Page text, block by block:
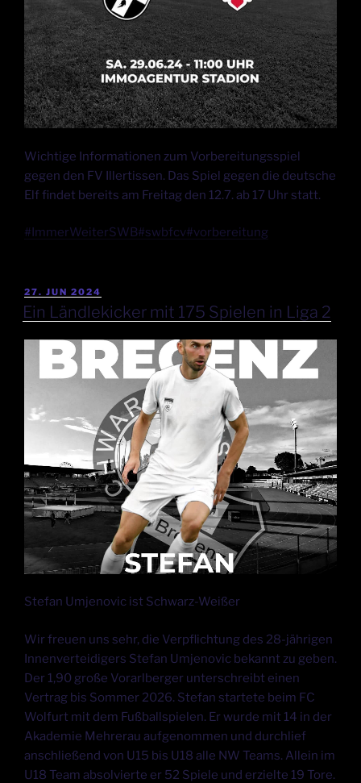
Wichtige Informationen zum Vorbereitungsspiel
gegen den FV Illertissen. Das Spiel gegen die deutsche
Elf findet bereits am Freitag den 12.7. ab 17 Uhr statt.
#ImmerWeiterSWB#swbfcv#vorbereitung
27. JUN 2024
Ein Ländlekicker mit 175 Spielen in Liga 2
Stefan Umjenovic ist Schwarz-Weißer
Wir freuen uns sehr, die Verpflichtung des 28-jährigen
Innenverteidigers Stefan Umjenovic bekannt zu geben.
Der 1,90 große Vorarlberger unterschreibt einen
Vertrag bis Sommer 2026. Stefan startete beim FC
Wolfurt mit dem Fußballspielen. Er wurde mit 14 in der
Akademie Mehrerau aufgenommen und durchlief
anschließend von U15 bis U18 alle NW Teams. Allein im
U18 Team absolvierte er 52 Spiele und erzielte 19 Tore.